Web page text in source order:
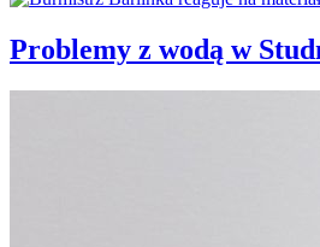
Problemy z wodą w